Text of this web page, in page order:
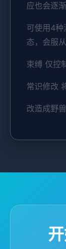
应也会逐
可使用4
态，会服
束缚 仅控
常识修改
改造成野